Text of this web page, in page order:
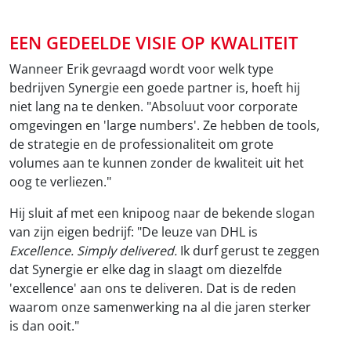
EEN GEDEELDE VISIE OP KWALITEIT
Wanneer Erik gevraagd wordt voor welk type
bedrijven Synergie een goede partner is, hoeft hij
niet lang na te denken. "Absoluut voor corporate
omgevingen en 'large numbers'. Ze hebben de tools,
de strategie en de professionaliteit om grote
volumes aan te kunnen zonder de kwaliteit uit het
oog te verliezen."
Hij sluit af met een knipoog naar de bekende slogan
van zijn eigen bedrijf: "De leuze van DHL is
Excellence. Simply delivered. Ik durf gerust te zeggen
dat Synergie er elke dag in slaagt om diezelfde
'excellence' aan ons te deliveren. Dat is de reden
waarom onze samenwerking na al die jaren sterker
is dan ooit."